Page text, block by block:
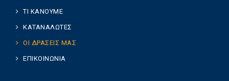
ΤΙ ΚΑΝΟΥΜΕ
ΚΑΤΑΝΑΛΩΤΕΣ
ΟΙ ΔΡΑΣΕΙΣ ΜΑΣ
ΕΠΙΚΟΙΝΩΝΙΑ